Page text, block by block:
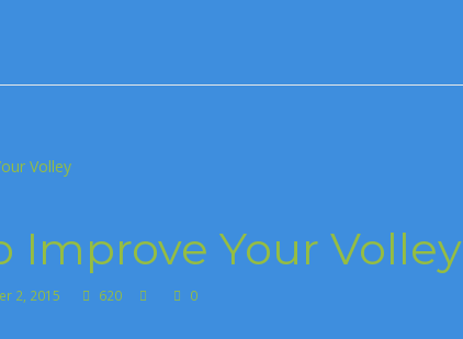
Improve Your Volley
2, 2015 620 0